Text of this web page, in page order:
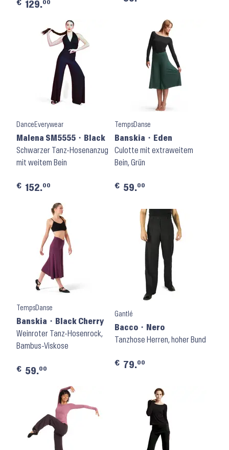
€ 129.00
DanceEverywear
Malena SM5555 ⬝ Black
Schwarzer Tanz-Hosenanzug
mit weitem Bein
€ 152.00
TempsDanse
Banskia ⬝ Eden
Culotte mit extraweitem
Bein, Grün
€ 59.00
TempsDanse
Banskia ⬝ Black Cherry
Weinroter Tanz-Hosenrock,
Bambus-Viskose
€ 59.00
Gantlé
Bacco ⬝ Nero
Tanzhose Herren, hoher Bund
€ 79.00